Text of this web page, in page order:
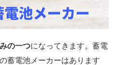
の一つになってきます。蓄電
蓄電池メーカーはあります